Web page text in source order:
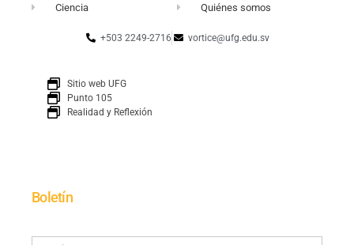
Ciencia Quiénes somos
+503 2249-2716 vortice@ufg.edu.sv
Sitio web UFG
Punto 105
Realidad y Reflexión
Boletín